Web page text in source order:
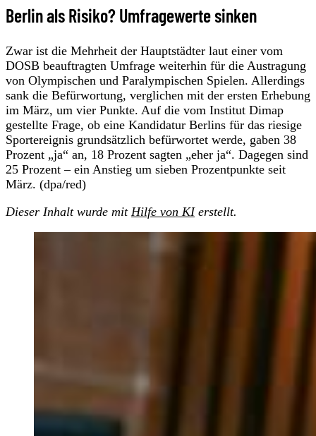
Berlin als Risiko? Umfragewerte sinken
Zwar ist die Mehrheit der Hauptstädter laut einer vom
DOSB beauftragten Umfrage weiterhin für die Austragung
von Olympischen und Paralympischen Spielen. Allerdings
sank die Befürwortung, verglichen mit der ersten Erhebung
im März, um vier Punkte. Auf die vom Institut Dimap
gestellte Frage, ob eine Kandidatur Berlins für das riesige
Sportereignis grundsätzlich befürwortet werde, gaben 38
Prozent „ja“ an, 18 Prozent sagten „eher ja“. Dagegen sind
25 Prozent – ein Anstieg um sieben Prozentpunkte seit
März. (dpa/red)
Dieser Inhalt wurde mit Hilfe von KIerstellt.